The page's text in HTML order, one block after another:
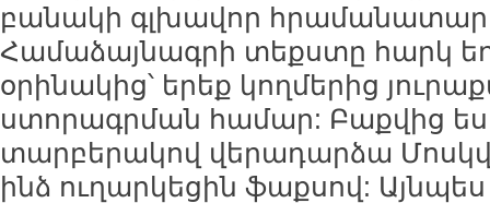
բանակի գլխավոր հրամանատար
Համաձայնագրի տեքստը հարկ
օրինակից՝ երեք կողմերից
ստորագրման համար: Բաքվից
տարբերակով վերադարձա
ինձ ուղարկեցին ֆաքսով: Այնպես